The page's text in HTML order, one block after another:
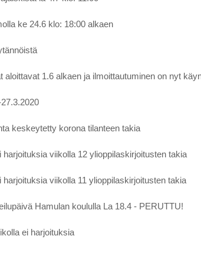
ke 24.6 klo: 18:00 alkaen
aloittavat 1.6 alkaen ja ilmoittautuminen on nyt
keskeytetty korona tilanteen takia
harjoituksia viikolla 12 ylioppilaskirjoitusten takia
viikolla 11 ylioppilaskirjoitusten takia
Hamulan koululla La 18.4 - PERUTTU!
ei harjoituksia